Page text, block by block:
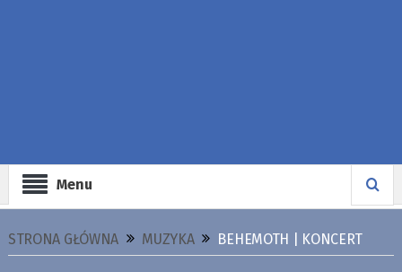
Menu
STRONA GŁÓWNA MUZYKA BEHEMOTH | KONCERT